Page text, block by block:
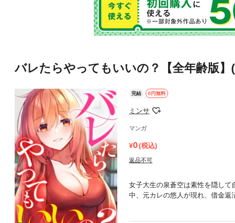
バレたらやってもいいの？【全年齢版】
完結 0円無料
ミンサ
マンガ
0(税込)
返品不可
女子大生の泉蒼空は素性を隠し
中、元カレの悠人が現れ、借金返
し、借金や別れた理由を尋ねる